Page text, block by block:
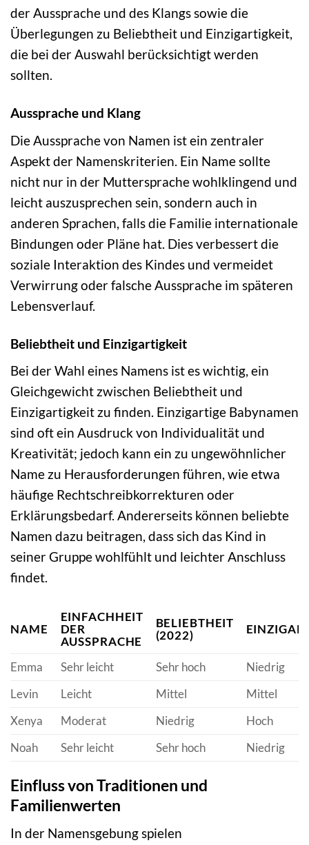
der Aussprache und des Klangs sowie die
Überlegungen zu Beliebtheit und Einzigartigkeit,
die bei der Auswahl berücksichtigt werden
sollten.
Aussprache und Klang
Die Aussprache von Namen ist ein zentraler
Aspekt der Namenskriterien. Ein Name sollte
nicht nur in der Muttersprache wohlklingend und
leicht auszusprechen sein, sondern auch in
anderen Sprachen, falls die Familie internationale
Bindungen oder Pläne hat. Dies verbessert die
soziale Interaktion des Kindes und vermeidet
Verwirrung oder falsche Aussprache im späteren
Lebensverlauf.
Beliebtheit und Einzigartigkeit
Bei der Wahl eines Namens ist es wichtig, ein
Gleichgewicht zwischen Beliebtheit und
Einzigartigkeit zu finden. Einzigartige Babynamen
sind oft ein Ausdruck von Individualität und
Kreativität; jedoch kann ein zu ungewöhnlicher
Name zu Herausforderungen führen, wie etwa
häufige Rechtschreibkorrekturen oder
Erklärungsbedarf. Andererseits können beliebte
Namen dazu beitragen, dass sich das Kind in
seiner Gruppe wohlfühlt und leichter Anschluss
findet.
NAME
EINFACHHEIT
DER
AUSSPRACHE
BELIEBTHEIT
(2022)
Emma Sehr leicht Sehr hoch
Niedrig
Levin
Leicht Mittel
Mittel
Xenya
Moderat Niedrig
Hoch
Noah
Sehr leicht Sehr hoch Niedrig
Einfluss von Traditionen und
Familienwerten
In der Namensgebung spielen